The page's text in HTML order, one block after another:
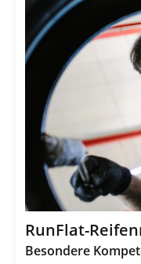
RunFlat-
Besondere